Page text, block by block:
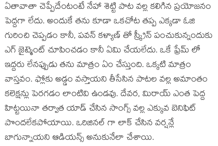
ఏతావాతా చెప్పేదేంటంటే నేహా శెట్టి పాట వల్ల కలిగిన ప్రయోజనం
పెద్దగా లేదు. అందుకే తను కూడా ఒకచోట తప్ప ఎక్కడా ఓజి
గురించి చెప్పడం కానీ, పవన్ కళ్యాణ్ తో స్క్రీన్ పంచుకున్నందుకు
ఎగ్ జైట్మెంట్ చూపించడం కానీ ఏమి చేయలేదు. ఒకే ఫ్రేమ్ లో
ఇద్దరు లేనప్పుడు తను మాత్రం ఏం చేస్తుంది. ఒక్కటి మాత్రం
వాస్తవం. ఫ్లోకు అడ్డం వస్తాయని తీసేసిన పాటల వల్ల అమాంతం
కలెక్షన్లు పెరగడం లాంటివి ఉండవు. దేవర, మిరాయ్ ఎంత పెద్ద
హిట్టయినా తర్వాత యాడ్ చేసిన సాంగ్స్ వల్ల ఎక్కువ బెనిఫిట్
పొందలేకపోయాయి. ఒరిజినల్ గా లాక్ చేసిన వర్షన్లే
బాగున్నాయని ఆడియన్స్ అనుకునేలా చేశాయి.